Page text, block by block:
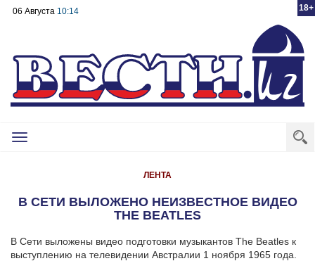
18+
06 Августа 10:14
Toggle
ЛЕНТА
В СЕТИ ВЫЛОЖЕНО НЕИЗВЕСТНОЕ ВИДЕО
THE BEATLES
В Сети выложены видео подготовки музыкантов The Beatles к
выступлению на телевидении Австралии 1 ноября 1965 года.